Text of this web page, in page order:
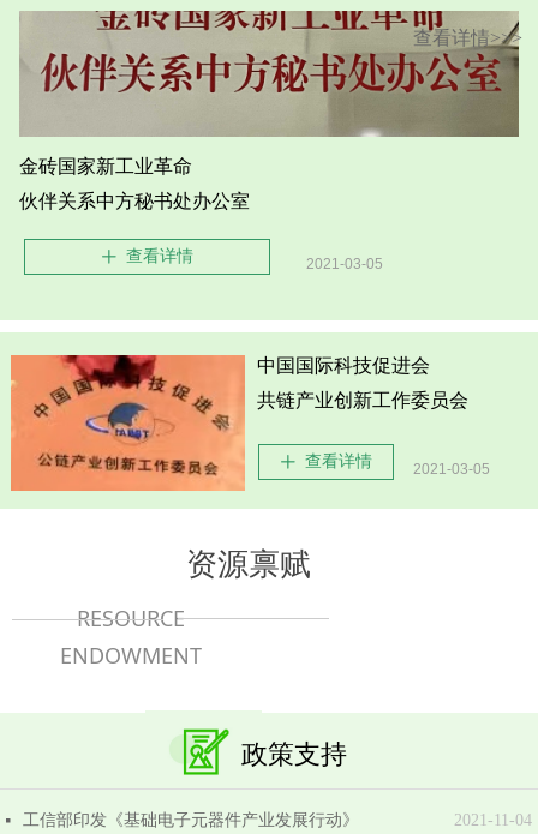
金砖国家新工业革命
伙伴关系中方秘书处办公室
ꄸ 查看详情 2021-03-05
中国国际科技促进会
共链产业创新工作委员会
ꄸ 查看详情 2021-03-05
资源禀赋
RESOURCE
ENDOWMENT
政策支持
2021-11-04
넷 工信部印发《基础电子元器件产业发展行动》
查看详情>>>